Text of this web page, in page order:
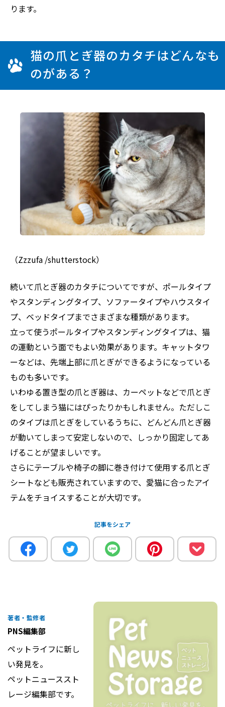
ります。
猫の爪とぎ器のカタチはどんなも
のがある？
（Zzzufa /shutterstock）
続いて爪とぎ器のカタチについてですが、ポールタイプ
やスタンディングタイプ、ソファータイプやハウスタイ
プ、ベッドタイプまでさまざまな種類があります。
立って使うポールタイプやスタンディングタイプは、猫
の運動という面でもよい効果があります。キャットタワ
ーなどは、先端上部に爪とぎができるようになっている
ものも多いです。
いわゆる置き型の爪とぎ器は、カーペットなどで爪とぎ
をしてしまう猫にはぴったりかもしれません。ただしこ
のタイプは爪とぎをしているうちに、どんどん爪とぎ器
が動いてしまって安定しないので、しっかり固定してあ
げることが望ましいです。
さらにテーブルや椅子の脚に巻き付けて使用する爪とぎ
シートなども販売されていますので、愛猫に合ったアイ
テムをチョイスすることが大切です。
記事をシェア
著者・監修者
PNS編集部
ペットライフに新し
い発見を。
ペットニューススト
レージ編集部です。